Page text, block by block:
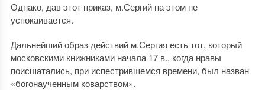
Однако, дав этот приказ, м.Сергий на этом не
успокаивается.
Дальнейший образ действий м.Сергия есть тот, который
московскими книжниками начала 17 в., когда нравы
поисшатались, при испестрившемся времени, был назван
«богонаученным коварством».